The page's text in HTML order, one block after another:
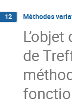
12 Méthodes
de